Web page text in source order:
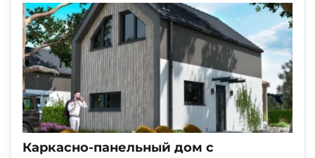
Каркасно-панельный дом с